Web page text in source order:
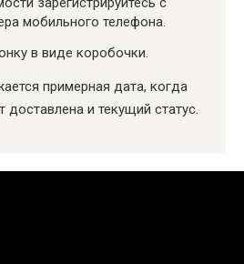
мобильного телефона.
в виде коробочки.
примерная дата, когда
доставлена и текущий статус.